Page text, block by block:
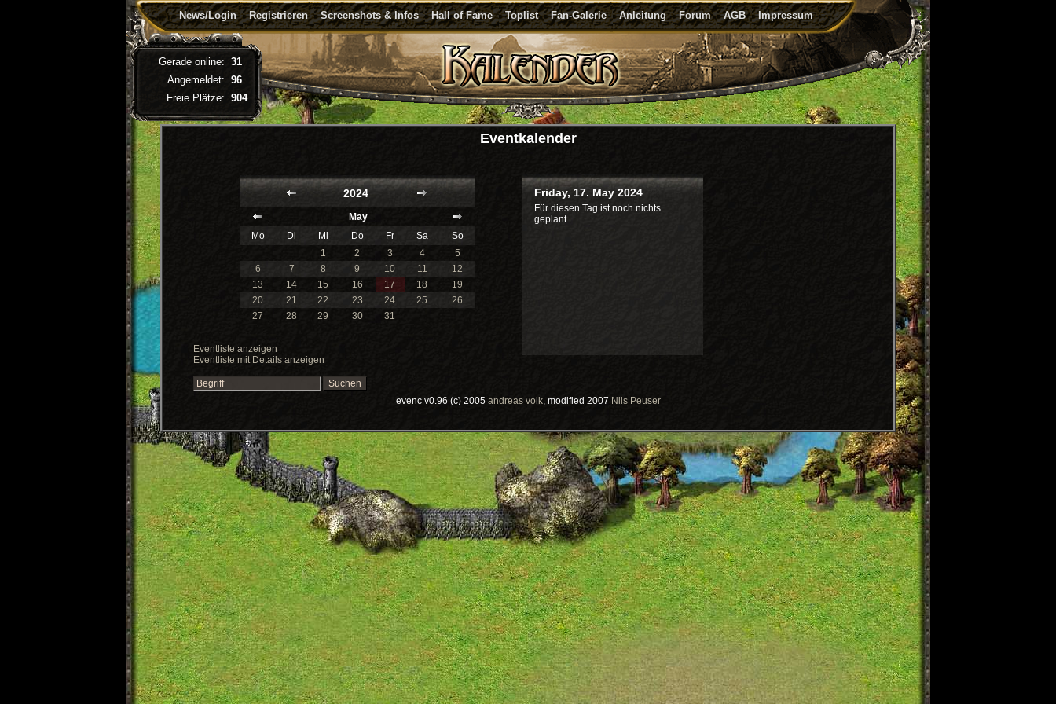
News/Login Registrieren Screenshots & Infos Hall of Fame Toplist Fan-Galerie Anleitung Forum AGB Impressum
Eventkalender
2024
May
Mo
Di Mi Do Fr Sa
So
1
2 3 4
5
6
7 8 9 10 11
12
13
14 15 16 17 18
19
20
21 22 23 24 25
26
27
28 29 30 31
Eventliste anzeigen
Eventliste mit Details anzeigen
Friday, 17. May 2024
Für diesen Tag ist noch nichts
geplant.
evenc v0.96 (c) 2005 andreas volk, modified 2007 Nils Peuser
Gerade online: 31
Angemeldet: 96
Freie Plätze: 904